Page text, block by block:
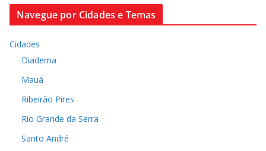
Navegue por Cidades e Temas
Cidades
Diadema
Mauá
Ribeirão Pires
Rio Grande da Serra
Santo André